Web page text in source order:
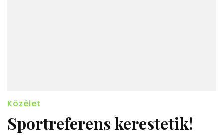
Közélet
Sportreferens kerestetik!